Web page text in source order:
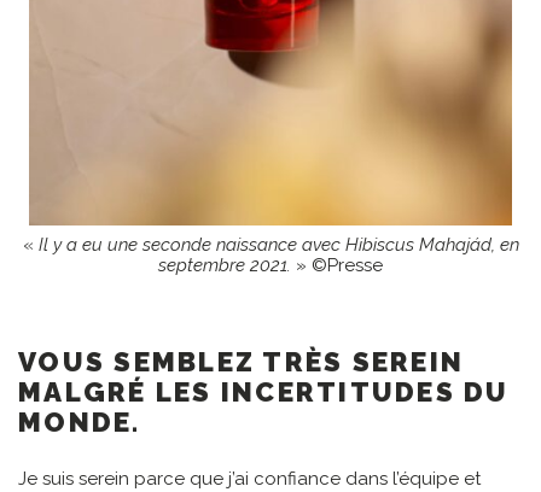
« Il y a eu une seconde naissance avec Hibiscus Mahajád, en
septembre 2021. » ©Presse
VOUS SEMBLEZ TRÈS SEREIN
MALGRÉ LES INCERTITUDES DU
MONDE.
Je suis serein parce que j’ai confiance dans l’équipe et